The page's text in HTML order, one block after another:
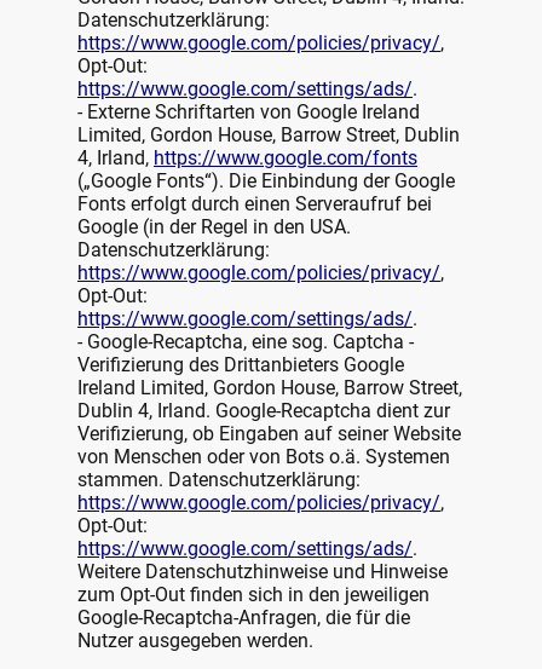
Datenschutzerklärung:
https://www.google.com/policies/privacy/,
Opt-Out:
https://www.google.com/settings/ads/.
- Externe Schriftarten von Google Ireland
Limited, Gordon House, Barrow Street, Dublin
4, Irland, https://www.google.com/fonts
(„Google Fonts“). Die Einbindung der Google
Fonts erfolgt durch einen Serveraufruf bei
Google (in der Regel in den USA.
Datenschutzerklärung:
https://www.google.com/policies/privacy/,
Opt-Out:
https://www.google.com/settings/ads/.
- Google-Recaptcha, eine sog. Captcha -
Verifizierung des Drittanbieters Google
Ireland Limited, Gordon House, Barrow Street,
Dublin 4, Irland. Google-Recaptcha dient zur
Verifizierung, ob Eingaben auf seiner Website
von Menschen oder von Bots o.ä. Systemen
stammen. Datenschutzerklärung:
https://www.google.com/policies/privacy/,
Opt-Out:
https://www.google.com/settings/ads/.
Weitere Datenschutzhinweise und Hinweise
zum Opt-Out finden sich in den jeweiligen
Google-Recaptcha-Anfragen, die für die
Nutzer ausgegeben werden.